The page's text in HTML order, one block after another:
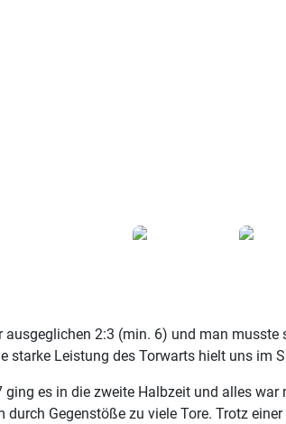
ausgeglichen 2:3 (min. 6) und man
starke Leistung des Torwarts hielt uns im
es in die zweite Halbzeit und alles
Gegenstöße zu viele Tore. Trotz